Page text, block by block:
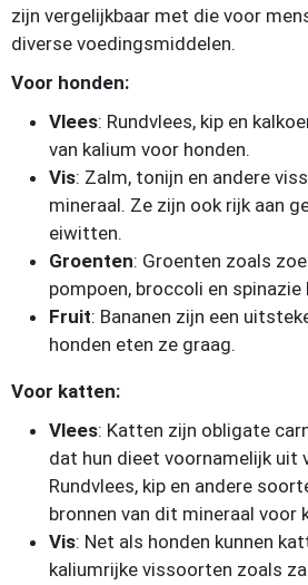
zijn vergelijkbaar met die voor
diverse voedingsmiddelen.
Voor honden:
Vlees: Rundvlees, kip en
van kalium voor honden.
Vis: Zalm, tonijn en andere
mineraal. Ze zijn ook rijk aan
eiwitten.
Groenten: Groenten zoals
pompoen, broccoli en
Fruit: Bananen zijn een
honden eten ze graag.
Voor katten:
Vlees: Katten zijn obligate
dat hun dieet voornamelijk uit
Rundvlees, kip en andere
bronnen van dit mineraal voor
Vis: Net als honden kunnen
kaliumrijke vissoorten zoals